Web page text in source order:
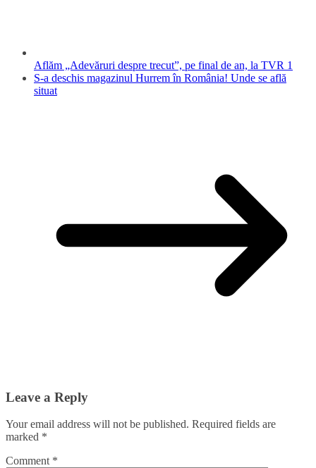
Aflăm „Adevăruri despre trecut”, pe final de an, la TVR 1
S-a deschis magazinul Hurrem în România! Unde se află
situat
Leave a Reply
Your email address will not be published. Required fields are
marked *
Comment *